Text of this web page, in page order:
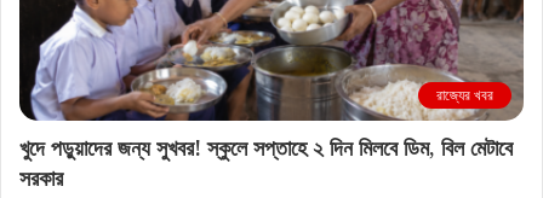
রাজ্যের খবর
খুদে পড়ুয়াদের জন্য সুখবর! স্কুলে সপ্তাহে ২ দিন মিলবে ডিম, বিল মেটাবে
সরকার